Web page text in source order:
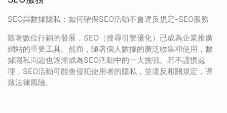
SEO與數據隱私：如何確保SEO活動不會違反規定-SEO服務
隨著數位行銷的發展，SEO（搜尋引擎優化）已成為企業推廣
網站的重要工具。然而，隨著個人數據的廣泛收集和使用，數
據隱私問題也逐漸成為SEO活動中的一大挑戰。若不謹慎處
理，SEO活動可能會侵犯使用者的隱私，並違反相關規定，導
致法律風險。